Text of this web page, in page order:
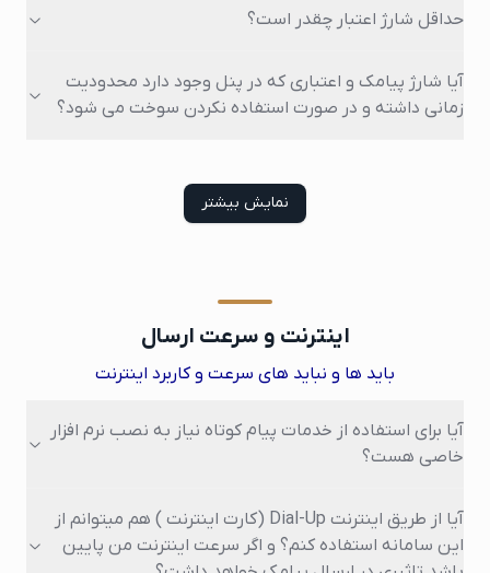
حداقل شارژ اعتبار چقدر است؟
آیا شارژ پیامک و اعتباری که در پنل وجود دارد محدودیت
زمانی داشته و در صورت استفاده نکردن سوخت می شود؟
نمایش بیشتر
اینترنت و سرعت ارسال
باید ها و نباید های سرعت و کاربرد اینترنت
آیا برای استفاده از خدمات پیام کوتاه نیاز به نصب نرم افزار
خاصی هست؟
آیا از طریق اینترنت Dial-Up (کارت اینترنت ) هم میتوانم از
این سامانه استفاده کنم؟ و اگر سرعت اینترنت من پایین